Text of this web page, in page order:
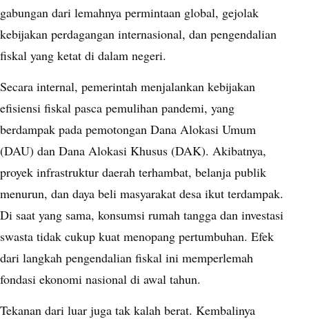
gabungan dari lemahnya permintaan global, gejolak
kebijakan perdagangan internasional, dan pengendalian
fiskal yang ketat di dalam negeri.
Secara internal, pemerintah menjalankan kebijakan
efisiensi fiskal pasca pemulihan pandemi, yang
berdampak pada pemotongan Dana Alokasi Umum
(DAU) dan Dana Alokasi Khusus (DAK). Akibatnya,
proyek infrastruktur daerah terhambat, belanja publik
menurun, dan daya beli masyarakat desa ikut terdampak.
Di saat yang sama, konsumsi rumah tangga dan investasi
swasta tidak cukup kuat menopang pertumbuhan. Efek
dari langkah pengendalian fiskal ini memperlemah
fondasi ekonomi nasional di awal tahun.
Tekanan dari luar juga tak kalah berat. Kembalinya